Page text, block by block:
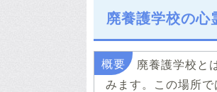
廃養護学校の心
廃養護学校と
みます。この場所